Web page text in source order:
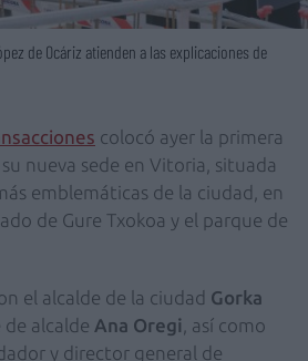
de Ocáriz atienden a las explicaciones de
colocó ayer la primera
nueva sede en Vitoria, situada
emblemáticas de la ciudad, en
de Gure Txokoa y el parque de
el alcalde de la ciudad Gorka
alcalde Ana Oregi , así como
y director general de